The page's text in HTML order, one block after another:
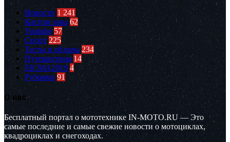
Новости 1 241
Кастом зона 62
Youtube 57
Спорт 225
Тесты и обзоры 234
Путешествия 14
EICMA2019 4
Рубрики 91
О нас
Бесплатный портал о мототехнике IN-MOTO.RU — Это
самые последние и самые свежие новости о мотоциклах,
квадроциклах и снегоходах.